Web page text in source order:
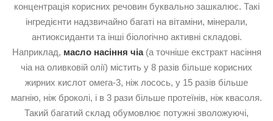
концентрація корисних речовин буквально зашкалює. Такі
інгредієнти надзвичайно багаті на вітаміни, мінерали,
антиоксиданти та інші біологічно активні складові.
Наприклад, масло насіння чіа(а точніше екстракт насіння
чіа на оливковій олії) містить у 8 разів більше корисних
жирних кислот омега-3, ніж лосось, у 15 разів більше
магнію, ніж броколі, і в 3 рази більше протеїнів, ніж квасоля.
Такий багатий склад обумовлює потужні зволожуючі,